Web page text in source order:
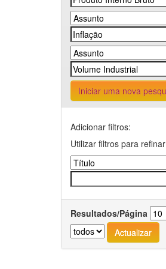
Iniciar uma nova
Adicionar filtros:
Utilizar filtros para
Resultados/Página